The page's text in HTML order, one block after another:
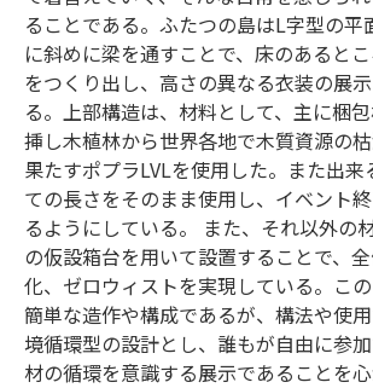
ることである。ふたつの島はL字型の平
に斜めに梁を通すことで、床のあると
をつくり出し、高さの異なる衣装の展
る。上部構造は、材料として、主に梱包
挿し木植林から世界各地で木質資源の
果たすポプラLVLを使用した。また出来
ての長さをそのまま使用し、イベント
るようにしている。 また、それ以外の
の仮設箱台を用いて設置することで、
化、ゼロウィストを実現している。こ
簡単な造作や構成であるが、構法や使
境循環型の設計とし、誰もが自由に参
材の循環を意識する展示であることを心